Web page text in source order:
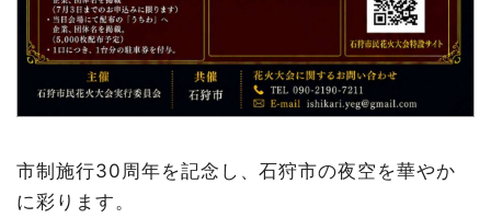
市制施行30周年を記念し、石狩市の夜空を華やか
に彩ります。